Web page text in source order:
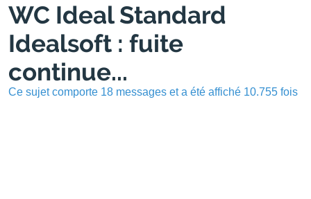
WC Ideal Standard
Idealsoft : fuite
continue...
Ce sujet comporte 18 messages et a été affiché 10.755 fois